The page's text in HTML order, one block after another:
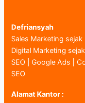
Defriansyah
Sales Marketing sejak
Digital Marketing
SEO | Google Ads |
SEO
Alamat Kantor :